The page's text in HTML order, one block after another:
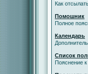
Как
Помошник
Полное
Календарь
Список
Пояснение